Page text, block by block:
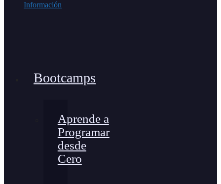
Información
Bootcamps
Aprende a
Programar
desde
Cero